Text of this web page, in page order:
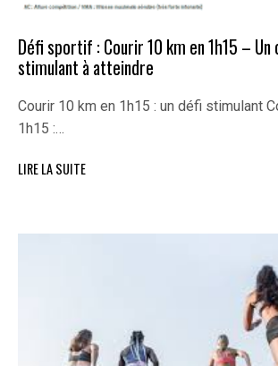
Défi sportif : Courir 10 km en 1h15 –
stimulant à atteindre
Courir 10 km en 1h15 : un défi stimulant
1h15 :…
LIRE LA SUITE